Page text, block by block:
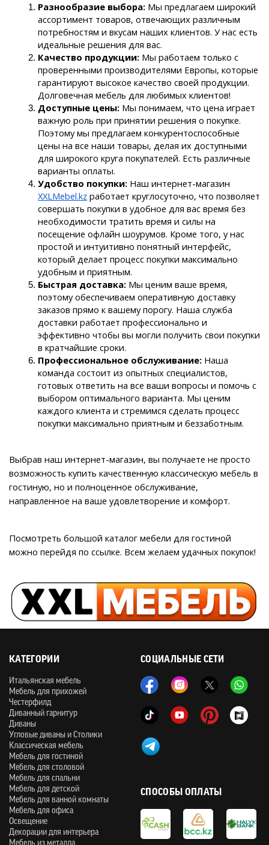
Разнообразие выбора: Мы предлагаем широкий
ассортимент товаров, отвечающих различным
потребностям и вкусам наших клиентов. У нас есть
идеальные решения для вас.
Качество продукции: Мы работаем только с
проверенными производителями Европы, которые
гарантируют высокое качество своей продукции.
Долговечная мебель для любимых клиентов!
Доступные цены: Мы понимаем, что цена играет
важную роль при принятии решения о покупке.
Поэтому мы предлагаем конкурентоспособные
цены на все наши товары, делая их доступными
для широкого круга покупателей. Есть различные
варианты оплаты.
Удобство покупки:
XXLMebel.kz работает круглосуточно, что позволяет
совершать покупки в удобное для вас время без
необходимости тратить время и силы на
посещение офлайн шоурумов. Кроме того, у нас
простой и интуитивно понятный интерфейс,
который делает процесс покупки максимально
удобным и приятным.
Быстрая доставка: Мы ценим ваше время,
поэтому обеспечиваем оперативную доставку
заказов прямо к вашему порогу. Наша служба
доставки работает профессионально и
эффективно чтобы вы могли получить свои покупки
в кратчайшие сроки.
Профессиональное обслуживание: Наша
команда состоит из опытных специалистов,
готовых ответить на все ваши вопросы и помочь с
выбором оптимального варианта. Мы ценим
каждого клиента и стремимся сделать процесс
покупки максимально приятным и беззаботным.
Выбрав наш интернет-магазин, вы получаете не просто
возможность купить качественную классическую мебель в
гостиную, но и полноценное обслуживание,
направленное на ваше удовлетворение и комфорт.
Посмотреть большой каталог мебели для гостиной
можно перейдя по ссылке. Всем желаем удачных покупок!
СОЦИАЛЬНЫЕ СЕТИ
КАТЕГОРИИ
Итальянская мебель
Мебель для прихожей
Честерфилд
Диванный гарнитур
Диваны
Угловые диваны и Столики
Классическая мебель
Мебель для гостиной
Мебель для столовой
Мебель для спальни
Мебель для детской
Мебель для ванной комнаты
Мебель для офиса
Освещение
Декорации для интерьера
СПОСОБЫ ОПЛАТЫ